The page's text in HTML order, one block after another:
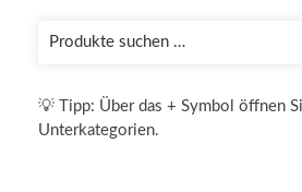
Suchen
💡 Tipp: Über das + Symbol öffnen
Unterkategorien.